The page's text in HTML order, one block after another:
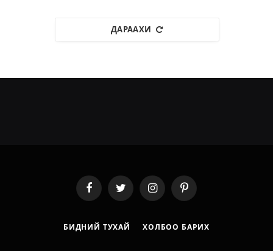
ДАРААХИ
FacebookTwitter InstagramPinterest
БИДНИЙ ТУХАЙ ХОЛБОО БАРИХ